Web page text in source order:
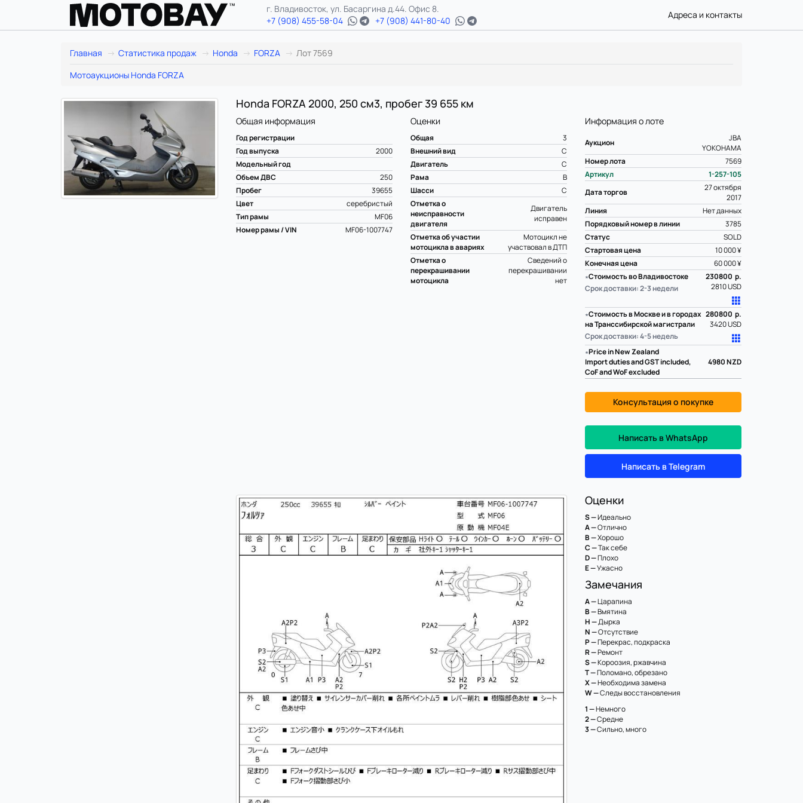
г. Владивосток, ул. Басаргина д.44. Офис 8.
+7 (908) 455-58-04
+7 (908) 441-80-40
Адреса и контакты
Главная Статистика продаж Honda FORZA
Лот 7569
Мотоаукционы Honda FORZA
Honda FORZA 2000, 250 см3, пробег 39 655 км
Информация о лоте
Аукцион
JBA
YOKOHAMA
Номер лота
7569
Артикул
1-257-105
Дата торгов
27 октября
2017
Линия
Нет данных
Порядковый номер в линии
3785
Статус
SOLD
Стартовая цена
10 000 ¥
Конечная цена
60 000 ¥
∗Стоимость во Владивостоке
Срок доставки: 2-3 недели
230800 р.
2810 USD
∗Стоимость в Москве и в городах
на Транссибирской магистрали
Срок доставки: 4-5 недель
280800 р.
3420 USD
∗Price in New Zealand
Import duties and GST included,
CoF and WoF excluded
4980NZD
Консультация о покупке
Написать в WhatsApp
Написать в Telegram
Общая информация
Год регистрации
Год выпуска
2000
Модельный год
Объем ДВС
250
Пробег
39655
Цвет
серебристый
Тип рамы
MF06
Номер рамы / VIN
MF06-1007747
Оценки
Общая
3
Внешний вид
C
Двигатель
C
Рама
B
Шасси
C
Отметка о
неисправности
двигателя
Двигатель
исправен
Отметка об участии
мотоцикла в авариях
Мотоцикл не
участвовал в ДТП
Отметка о
перекрашивании
мотоцикла
Сведений о
перекрашивании
нет
Оценки
S —Идеально
A —Отлично
B —Хорошо
C —Так себе
D —Плохо
E —Ужасно
Замечания
A —Царапина
B —Вмятина
H —Дырка
N —Отсутствие
P —Перекрас, подкраска
R —Ремонт
S —Короозия, ржавчина
T —Поломано, обрезано
X —Необходима замена
W —Следы восстановления
1 —Немного
2 —Средне
3 —Сильно, много